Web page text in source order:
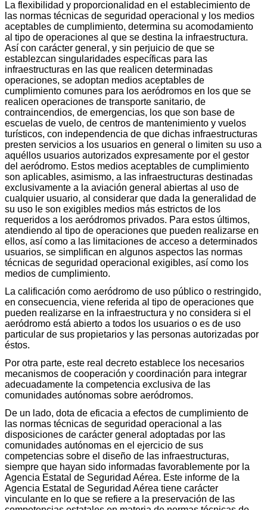
La flexibilidad y proporcionalidad en el establecimiento de
las normas técnicas de seguridad operacional y los medios
aceptables de cumplimiento, determina su acomodamiento
al tipo de operaciones al que se destina la infraestructura.
Así con carácter general, y sin perjuicio de que se
establezcan singularidades específicas para las
infraestructuras en las que realicen determinadas
operaciones, se adoptan medios aceptables de
cumplimiento comunes para los aeródromos en los que se
realicen operaciones de transporte sanitario, de
contraincendios, de emergencias, los que son base de
escuelas de vuelo, de centros de mantenimiento y vuelos
turísticos, con independencia de que dichas infraestructuras
presten servicios a los usuarios en general o limiten su uso a
aquéllos usuarios autorizados expresamente por el gestor
del aeródromo. Estos medios aceptables de cumplimiento
son aplicables, asimismo, a las infraestructuras destinadas
exclusivamente a la aviación general abiertas al uso de
cualquier usuario, al considerar que dada la generalidad de
su uso le son exigibles medios más estrictos de los
requeridos a los aeródromos privados. Para estos últimos,
atendiendo al tipo de operaciones que pueden realizarse en
ellos, así como a las limitaciones de acceso a determinados
usuarios, se simplifican en algunos aspectos las normas
técnicas de seguridad operacional exigibles, así como los
medios de cumplimiento.
La calificación como aeródromo de uso público o restringido,
en consecuencia, viene referida al tipo de operaciones que
pueden realizarse en la infraestructura y no considera si el
aeródromo está abierto a todos los usuarios o es de uso
particular de sus propietarios y las personas autorizadas por
éstos.
Por otra parte, este real decreto establece los necesarios
mecanismos de cooperación y coordinación para integrar
adecuadamente la competencia exclusiva de las
comunidades autónomas sobre aeródromos.
De un lado, dota de eficacia a efectos de cumplimiento de
las normas técnicas de seguridad operacional a las
disposiciones de carácter general adoptadas por las
comunidades autónomas en el ejercicio de sus
competencias sobre el diseño de las infraestructuras,
siempre que hayan sido informadas favorablemente por la
Agencia Estatal de Seguridad Aérea. Este informe de la
Agencia Estatal de Seguridad Aérea tiene carácter
vinculante en lo que se refiere a la preservación de las